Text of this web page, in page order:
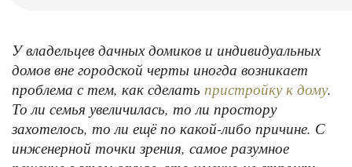
У владельцев дачных домиков и индивидуальных
домов вне городской черты иногда возникает
проблема с тем, как сделать пристройку к дому.
То ли семья увеличилась, то ли простору
захотелось, то ли ещё по какой-либо причине. С
инженерной точки зрения, самое разумное